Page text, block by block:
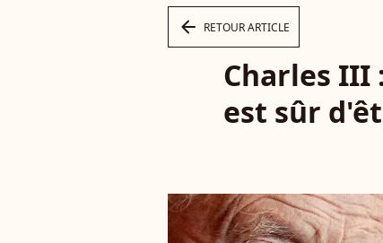
arrow_left RETOUR ARTICLE
Charles III
est sûr